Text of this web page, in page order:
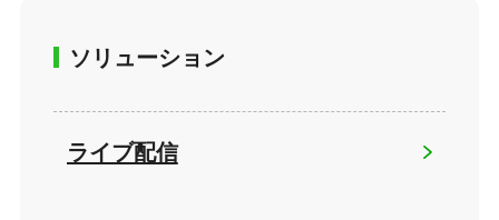
ソリューション
ライブ配信